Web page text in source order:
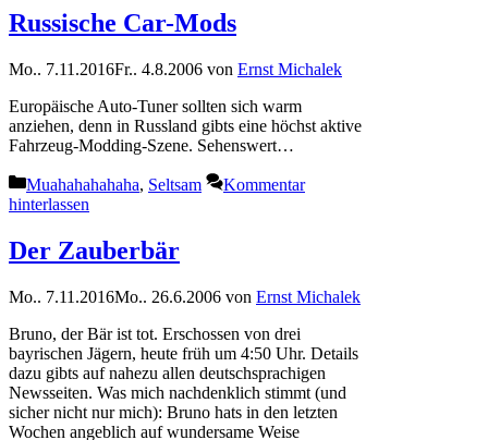
Russische Car-Mods
Mo.. 7.11.2016Fr.. 4.8.2006 von Ernst Michalek
Europäische Auto-Tuner sollten sich warm
anziehen, denn in Russland gibts eine höchst aktive
Fahrzeug-Modding-Szene. Sehenswert…
Kategorien
Muahahahahaha, Seltsam
Kommentar
hinterlassen
Der Zauberbär
Mo.. 7.11.2016Mo.. 26.6.2006 von Ernst Michalek
Bruno, der Bär ist tot. Erschossen von drei
bayrischen Jägern, heute früh um 4:50 Uhr. Details
dazu gibts auf nahezu allen deutschsprachigen
Newsseiten. Was mich nachdenklich stimmt (und
sicher nicht nur mich): Bruno hats in den letzten
Wochen angeblich auf wundersame Weise